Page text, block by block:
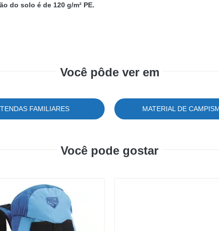
do solo é de 120 g/m² PE.
Você pôde ver em
TENDAS FAMILIARES MATERIAL DE
Você pode gostar